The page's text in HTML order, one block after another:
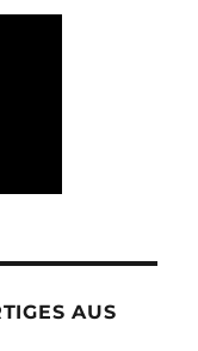
AUS D